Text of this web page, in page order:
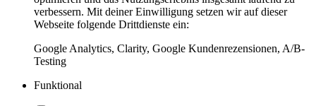
verbessern. Mit deiner Einwilligung setzen wir auf dieser
Webseite folgende Drittdienste ein:
Google Analytics, Clarity, Google Kundenrezensionen, A/B-
Testing
Funktional